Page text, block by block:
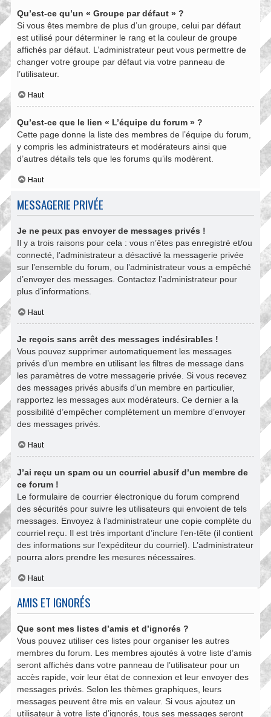
Qu’est-ce qu’un « Groupe par défaut » ?
Si vous êtes membre de plus d’un groupe, celui par défaut
est utilisé pour déterminer le rang et la couleur de groupe
affichés par défaut. L’administrateur peut vous permettre de
changer votre groupe par défaut via votre panneau de
l’utilisateur.
Haut
Qu’est-ce que le lien « L’équipe du forum » ?
Cette page donne la liste des membres de l’équipe du forum,
y compris les administrateurs et modérateurs ainsi que
d’autres détails tels que les forums qu’ils modèrent.
Haut
MESSAGERIE PRIVÉE
Je ne peux pas envoyer de messages privés !
Il y a trois raisons pour cela : vous n’êtes pas enregistré et/ou
connecté, l’administrateur a désactivé la messagerie privée
sur l’ensemble du forum, ou l’administrateur vous a empêché
d’envoyer des messages. Contactez l’administrateur pour
plus d’informations.
Haut
Je reçois sans arrêt des messages indésirables !
Vous pouvez supprimer automatiquement les messages
privés d’un membre en utilisant les filtres de message dans
les paramètres de votre messagerie privée. Si vous recevez
des messages privés abusifs d’un membre en particulier,
rapportez les messages aux modérateurs. Ce dernier a la
possibilité d’empêcher complètement un membre d’envoyer
des messages privés.
Haut
J’ai reçu un spam ou un courriel abusif d’un membre de
ce forum !
Le formulaire de courrier électronique du forum comprend
des sécurités pour suivre les utilisateurs qui envoient de tels
messages. Envoyez à l’administrateur une copie complète du
courriel reçu. Il est très important d’inclure l’en-tête (il contient
des informations sur l’expéditeur du courriel). L’administrateur
pourra alors prendre les mesures nécessaires.
Haut
AMIS ET IGNORÉS
Que sont mes listes d’amis et d’ignorés ?
Vous pouvez utiliser ces listes pour organiser les autres
membres du forum. Les membres ajoutés à votre liste d’amis
seront affichés dans votre panneau de l’utilisateur pour un
accès rapide, voir leur état de connexion et leur envoyer des
messages privés. Selon les thèmes graphiques, leurs
messages peuvent être mis en valeur. Si vous ajoutez un
utilisateur à votre liste d’ignorés, tous ses messages seront